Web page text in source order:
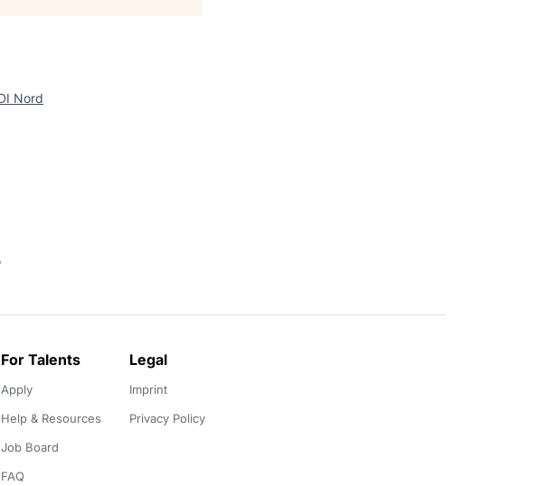
Nord
For Talents
Apply
Help & Resources
Job Board
FAQ
Legal
Imprint
Privacy Policy